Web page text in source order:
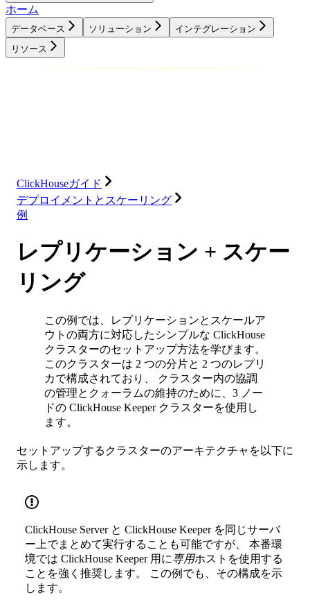
ホーム
データベース ソリューション
インテグレーション
リソース
ClickHouseガイド
デプロイメントとスケーリング
例
レプリケーション + スケー
リング
この例では、レプリケーションとスケールア
ウトの両方に対応したシンプルな ClickHouse
クラスターのセットアップ方法を学びます。
このクラスターは 2 つの分片と 2 つのレプリ
カで構成されており、 クラスター内の協調
の管理とクォーラムの維持のために、3 ノー
ドの ClickHouse Keeper クラスターを使用し
ます。
セットアップするクラスターのアーキテクチャを以下に
示します。
ClickHouse Server と ClickHouse Keeper を同じサーバ
ー上でまとめて実行することも可能ですが、 本番環
境では ClickHouse Keeper 用に専用ホストを使用する
ことを強く推奨します。 この例でも、その構成を示
します。